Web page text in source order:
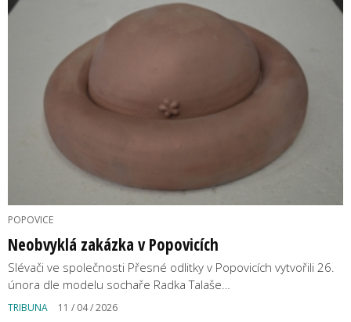
POPOVICE
Neobvyklá zakázka v Popovicích
Slévači ve společnosti Přesné odlitky v Popovicích vytvořili 26.
února dle modelu sochaře Radka Talaše…
TRIBUNA 11 / 04 / 2026